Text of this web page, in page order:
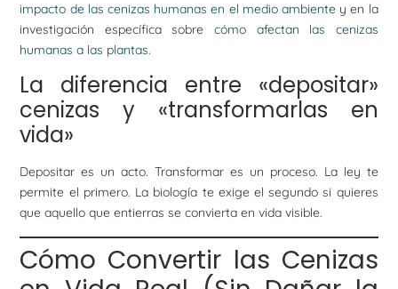
impacto de las cenizas humanas en el medio ambiente y en la
investigación específica sobre cómo afectan las cenizas
humanas a las plantas.
La diferencia entre «depositar»
cenizas y «transformarlas en
vida»
Depositar es un acto. Transformar es un proceso. La ley te
permite el primero. La biología te exige el segundo si quieres
que aquello que entierras se convierta en vida visible.
Cómo Convertir las Cenizas